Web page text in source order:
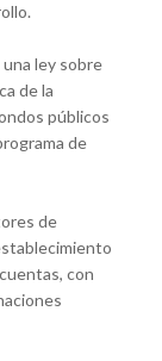
ley sobre
de la
públicos
de
de
con